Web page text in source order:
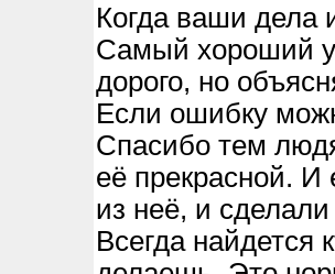
Когда ваши дела
Самый хороший
дорого, но
Если ошибку
Спасибо тем
её прекрасной.
из неё, и
Всегда найдется